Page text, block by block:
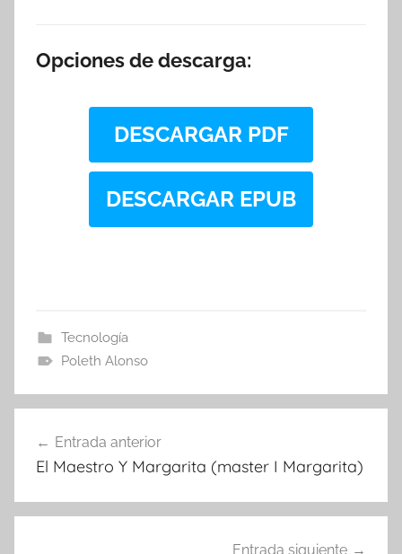
Opciones de descarga:
DESCARGAR PDF
DESCARGAR EPUB
Tecnología
Poleth Alonso
de
Entrada anterior
El Maestro Y Margarita (master I Margarita)
Entrada siguiente